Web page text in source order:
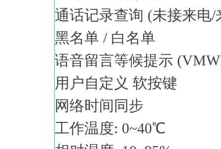
通话记录查询 (未接来电
黑名单 / 白名单
语音留言等候提示
用户自定义 软按键
网络时间同步
工作温度: 0~40℃